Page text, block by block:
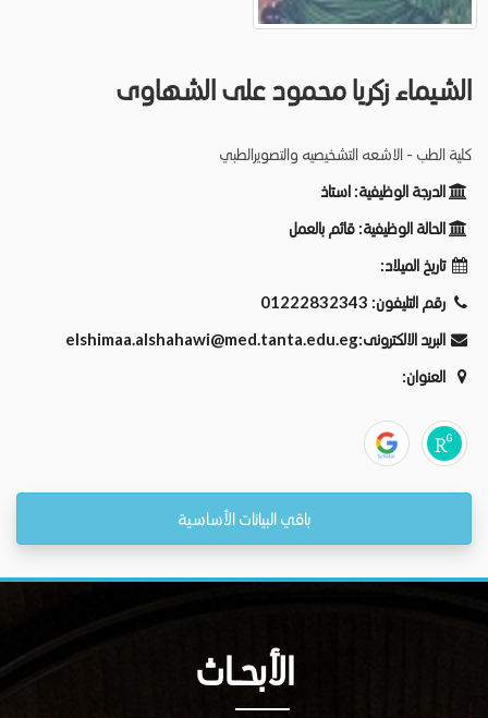
الشيماء زكريا محمود على الشهاوى
كلية الطب - الاشعه التشخيصيه والتصويرالطبي
الدرجة الوظيفية: استاذ
الحالة الوظيفية: قائم بالعمل
تاريخ الميلاد:
رقم التليفون: 01222832343
البريد الالكترونى:elshimaa.alshahawi@med.tanta.edu.eg
العنوان:
باقي البيانات الأساسية
الأبحــاث